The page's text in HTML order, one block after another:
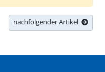
nachfolgender Artikel